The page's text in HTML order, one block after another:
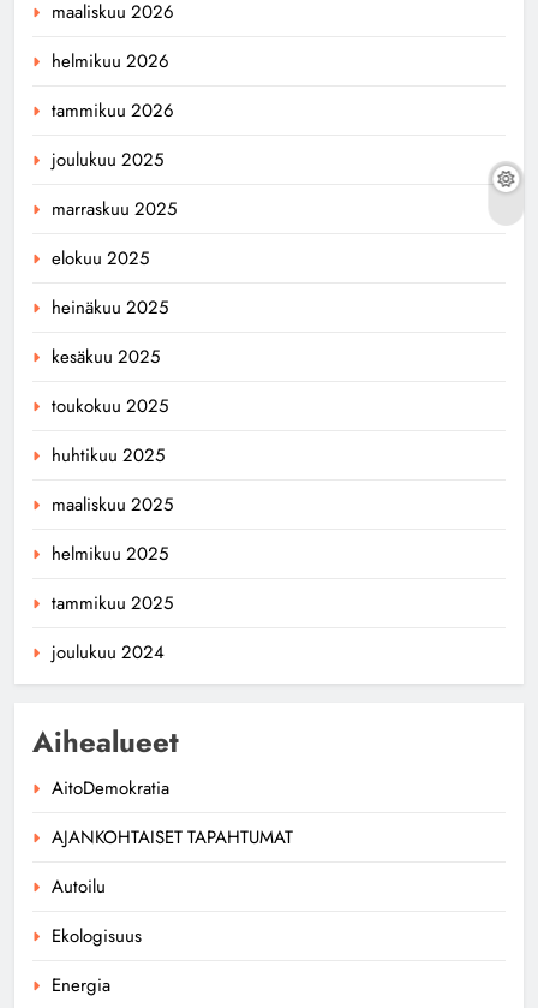
maaliskuu 2026
helmikuu 2026
tammikuu 2026
joulukuu 2025
marraskuu 2025
elokuu 2025
heinäkuu 2025
kesäkuu 2025
toukokuu 2025
huhtikuu 2025
maaliskuu 2025
helmikuu 2025
tammikuu 2025
joulukuu 2024
Aihealueet
AitoDemokratia
AJANKOHTAISET TAPAHTUMAT
Autoilu
Ekologisuus
Energia